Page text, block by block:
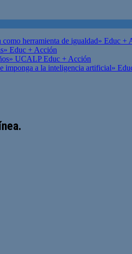
herramienta de igualdad» Educ +
Educ + Acción
UCALPEduc + Acción
imponga a la inteligencia artificial»